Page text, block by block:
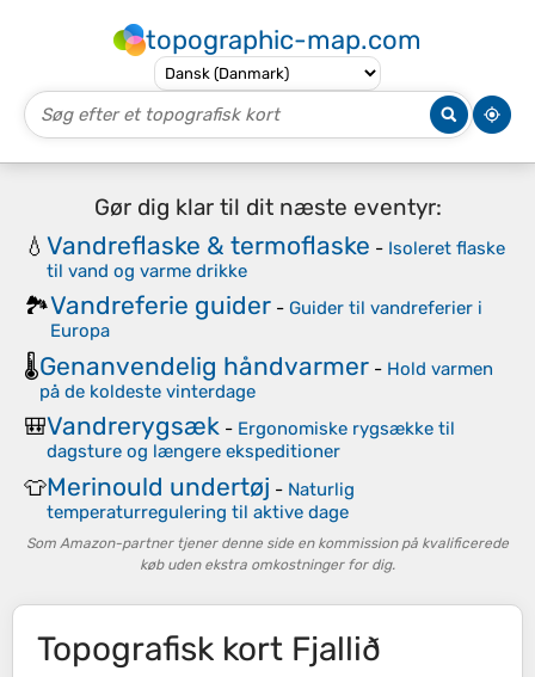
topographic-map.com
Gør dig klar til dit næste eventyr:
💧 Vandreflaske & termoflaske - Isoleret flaske
til vand og varme drikke
🏞️Vandreferie guider - Guider til vandreferier i
Europa
🌡️Genanvendelig håndvarmer - Hold varmen
på de koldeste vinterdage
🎒Vandrerygsæk - Ergonomiske rygsække til
dagsture og længere ekspeditioner
👕Merinould undertøj - Naturlig
temperaturregulering til aktive dage
Som Amazon-partner tjener denne side en kommission på kvalificerede
køb uden ekstra omkostninger for dig.
Topografisk kort Fjallið